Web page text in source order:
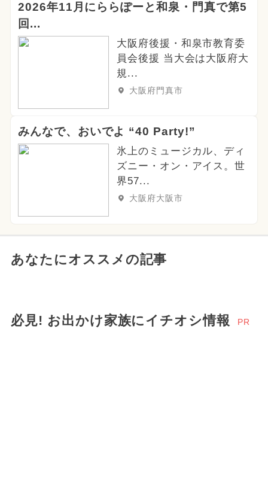
2026年11月にららぽーと和泉・門真で第5
回...
大阪府後援・和泉市教育委
員会後援 当大会は大阪府大
規...
大阪府門真市
みんなで、おいでよ “40 Party!”
氷上のミュージカル、ディ
ズニー・オン・アイス。世
界57...
大阪府大阪市
あなたにオススメの記事
必見! お出かけ家族にイチオシ情報 PR